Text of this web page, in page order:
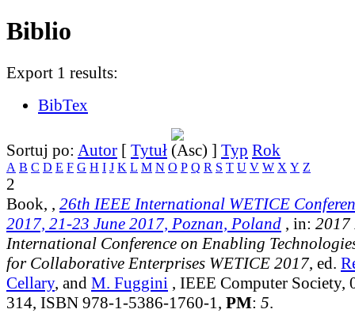
Biblio
Export 1 results:
BibTex
Sortuj po: Autor [ Tytuł ] Typ Rok
A B C D E F G H I J K L M N O P Q R S T U V W X Y Z
2
Book, , 26th IEEE International WETICE
2017, 21-23 June 2017, Poznan, Poland , in: 2017
International Conference on Enabling
for Collaborative Enterprises WETICE 2017, ed.
Cellary, and M. Fuggini , IEEE Computer Society,
314, ISBN 978-1-5386-1760-1, PM: 5.